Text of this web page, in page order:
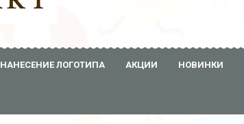
НАНЕСЕНИЕ ЛОГОТИПА АКЦИИ НОВИНКИ